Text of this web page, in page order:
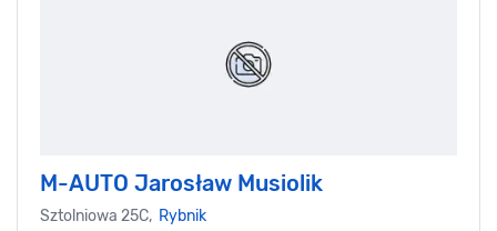
M-AUTO Jarosław Musiolik
Sztolniowa 25C, Rybnik